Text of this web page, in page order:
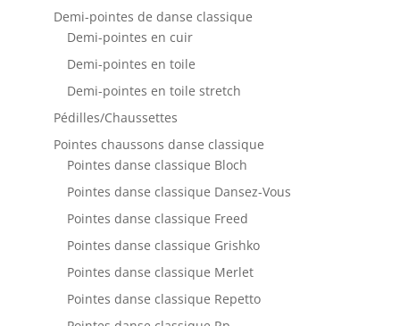
Demi-pointes de danse classique
Demi-pointes en cuir
Demi-pointes en toile
Demi-pointes en toile stretch
Pédilles/Chaussettes
Pointes chaussons danse classique
Pointes danse classique Bloch
Pointes danse classique Dansez-Vous
Pointes danse classique Freed
Pointes danse classique Grishko
Pointes danse classique Merlet
Pointes danse classique Repetto